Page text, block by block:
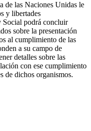
de las Naciones Unidas le
y libertades
Social podrá concluir
sobre la presentación
al cumplimiento de las
a su campo de
detalles sobre las
con ese cumplimiento
de dichos organismos.